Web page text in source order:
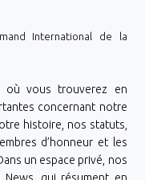
International de la
où vous trouverez en
concernant notre
histoire, nos statuts,
d’honneur et les
un espace privé, nos